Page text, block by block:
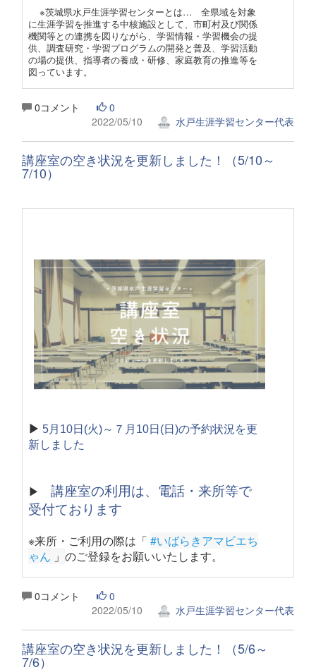
※茨城県水戸生涯学習センターとは… 全県域を対象
に生涯学習を推進する中核施設として、市町村及び関係
機関等との連携を図りながら、学習情報・学習機会の提
供、調査研究・学習プログラムの開発と普及、学習活動
の場の提供、指導者の養成・研修、家庭教育の推進等を
図っています。
0コメント
0
2022/05/10
水戸生涯学習センター代表
講座室の空き状況を更新しました！（5/10～
7/10）
▶ 5月10日(火)～７月10日(日)の予約状況を更
新しました
▶ 講座室の利用は、電話・来所等で
受付ております
※来所・ご利用の際は「 #いばらきアマビエち
ゃん 」 のご登録をお願いいたします。
0コメント
0
2022/05/10
水戸生涯学習センター代表
講座室の空き状況を更新しました！（5/6～
7/6）